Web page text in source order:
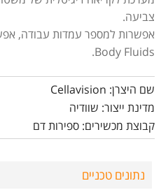
צביעה.
Body Fluids.
שם היצרן: Cellavision
מדינת ייצור: שוודיה
קבוצת מכשירים: ספירות דם
נתונים טכניים